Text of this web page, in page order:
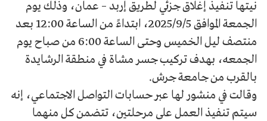
نيتها تنفيذ إغلاق جزئي لطريق إربد – عمان، وذلك يوم
الجمعة الموافق 2025/9/5، ابتداءً من الساعة 12:00 بعد
منتصف ليل الخميس وحتى الساعة 6:00 من صباح يوم
الجمعه، بهدف تركيب جسر مشاة في منطقة الرشايدة
بالقرب من جامعة جرش.
وقالت في منشور لها عبر حسابات التواصل الاجتماعي، إنه
سيتم تنفيذ العمل على مرحلتين، تتضمن كل منهما